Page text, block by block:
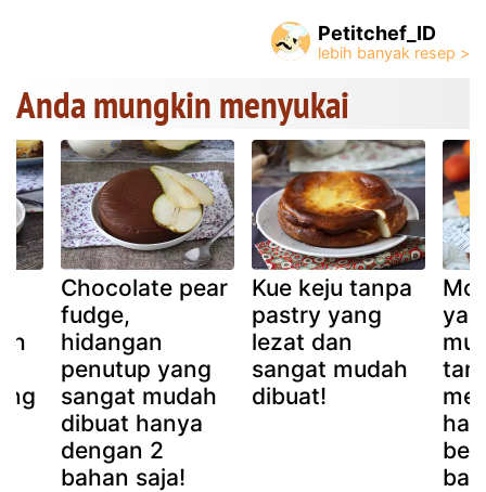
Petitchef_ID
Anda mungkin menyukai
Chocolate pear
fudge,
hidangan
penutup yang
sangat mudah
dibuat hanya
dengan 2
bahan saja!
Kue keju tanpa
pastry yang
lezat dan
sangat mudah
dibuat!